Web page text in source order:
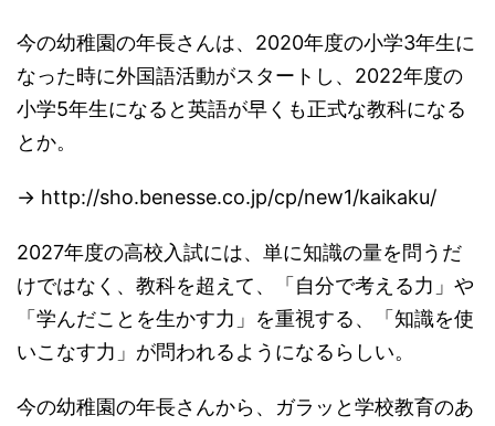
今の幼稚園の年長さんは、2020年度の小学3年生に
なった時に外国語活動がスタートし、2022年度の
小学5年生になると英語が早くも正式な教科になる
とか。
→ http://sho.benesse.co.jp/cp/new1/kaikaku/
2027年度の高校入試には、単に知識の量を問うだ
けではなく、教科を超えて、「自分で考える力」や
「学んだことを生かす力」を重視する、「知識を使
いこなす力」が問われるようになるらしい。
今の幼稚園の年長さんから、ガラッと学校教育のあ